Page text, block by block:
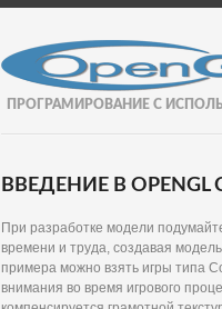
ПРОГРАМИРОВАНИЕ С
ВВЕДЕНИЕ В OPENGL
При разработке модели
времени и труда, создавая
примера можно взять игры типа
внимания во время игрового